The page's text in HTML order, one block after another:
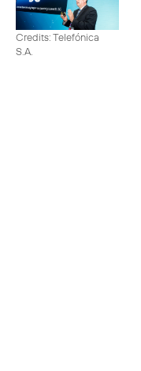
Credits: Telefónica
S.A.